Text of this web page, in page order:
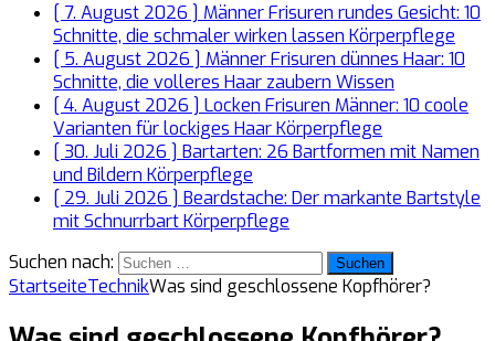
[ 7. August 2026 ] Männer Frisuren rundes Gesicht: 10
Schnitte, die schmaler wirken lassen Körperpflege
[ 5. August 2026 ] Männer Frisuren dünnes Haar: 10
Schnitte, die volleres Haar zaubern Wissen
[ 4. August 2026 ] Locken Frisuren Männer: 10 coole
Varianten für lockiges HaarKörperpflege
[ 30. Juli 2026 ] Bartarten: 26 Bartformen mit Namen
und Bildern Körperpflege
[ 29. Juli 2026 ] Beardstache: Der markante Bartstyle
mit SchnurrbartKörperpflege
Suchen nach:
StartseiteTechnikWas sind geschlossene Kopfhörer?